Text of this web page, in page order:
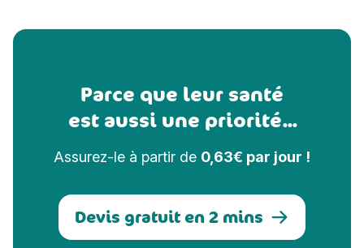
Parce que leur santé
est aussi une priorité...
Assurez-le à partir de 0,63€ par jour !
Devis gratuit en 2 mins